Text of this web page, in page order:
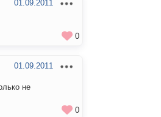
01.09.2011
0
01.09.2011
не
0